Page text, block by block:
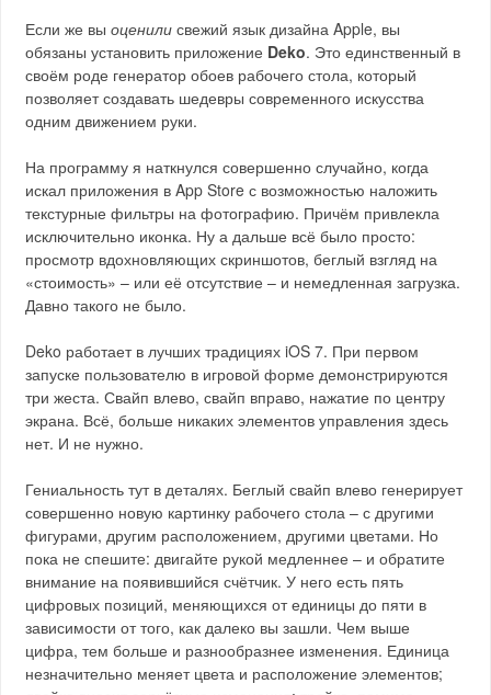
Если же выоценили свежий язык дизайна Apple, вы
обязаны установить приложение Deko. Это единственный в
своём роде генератор обоев рабочего стола, который
позволяет создавать шедевры современного искусства
одним движением руки.
На программу я наткнулся совершенно случайно, когда
искал приложения в App Store с возможностью наложить
текстурные фильтры на фотографию. Причём привлекла
исключительно иконка. Ну а дальше всё было просто:
просмотр вдохновляющих скриншотов, беглый взгляд на
«стоимость» – или её отсутствие – и немедленная загрузка.
Давно такого не было.
Deko работает в лучших традициях iOS 7. При первом
запуске пользователю в игровой форме демонстрируются
три жеста. Свайп влево, свайп вправо, нажатие по центру
экрана. Всё, больше никаких элементов управления здесь
нет. И не нужно.
Гениальность тут в деталях. Беглый свайп влево генерирует
совершенно новую картинку рабочего стола – с другими
фигурами, другим расположением, другими цветами. Но
пока не спешите: двигайте рукой медленнее – и обратите
внимание на появившийся счётчик. У него есть пять
цифровых позиций, меняющихся от единицы до пяти в
зависимости от того, как далеко вы зашли. Чем выше
цифра, тем больше и разнообразнее изменения. Единица
незначительно меняет цвета и расположение элементов;